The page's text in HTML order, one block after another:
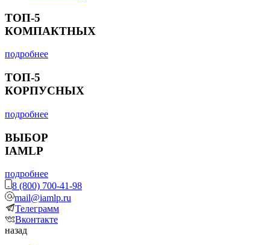
ТОП-5
КОМПАКТНЫХ
подробнее
ТОП-5
КОРПУСНЫХ
подробнее
ВЫБОР
IAMLP
подробнее
8 (800) 700-41-98
mail@iamlp.ru
Телеграмм
Вконтакте
назад